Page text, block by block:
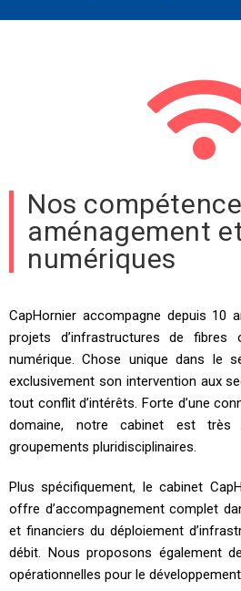
Nos
aménagement
numériques
CapHornier accompagne depuis 10
projets d’infrastructures de fibres
numérique. Chose unique dans le
exclusivement son intervention aux
tout conflit d’intérêts. Forte d’une
domaine, notre cabinet est très
groupements pluridisciplinaires.
Plus spécifiquement, le cabinet
offre d’accompagnement complet
et financiers du déploiement
débit. Nous proposons également
opérationnelles pour le